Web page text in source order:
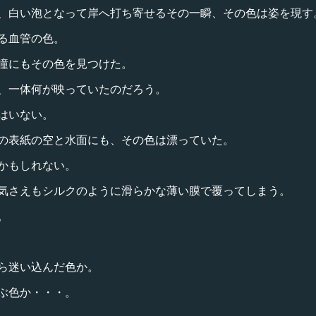
白い泡となって岸へ打ち寄せるその一瞬、その色は姿を現す
管の色。
もその色を見つけた。
体何が映っていたのだろう。
ない。
紙の空と水面にも、その色は漂っていた。
しれない。
えもシルクのように滑らかな薄い膜で覆ってしまう。
い込んだ色か。
か・・・。